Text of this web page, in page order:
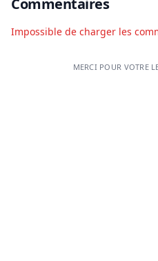
Impossible de charger les
MERCI POUR VOTRE